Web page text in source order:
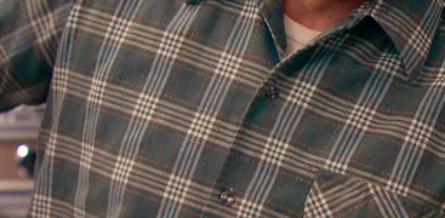
de 2021, 17:24
el hijo biológico de Maica y Gorka,
padres y la cercanía ha resultado